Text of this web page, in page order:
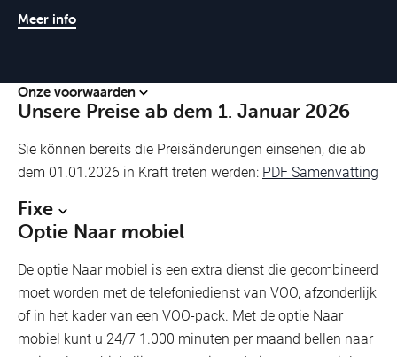
Schakel binnenkomende oproepen door naar uw
Stel uw gsm in
Stel uw smartphone in op VOOassistance om toegang te
krijgen tot mobiel internet.
Meer info
Onze voorwaarden
Unsere Preise ab dem 1. Januar 2026
Sie können bereits die Preisänderungen einsehen, die ab
dem 01.01.2026 in Kraft treten werden: PDF Samenvatting
Fixe
Optie Naar mobiel
De optie Naar mobiel is een extra dienst die gecombineerd
moet worden met de telefoniedienst van VOO, afzonderlijk
of in het kader van een VOO-pack. Met de optie Naar
mobiel kunt u 24/7 1.000 minuten per maand bellen naar